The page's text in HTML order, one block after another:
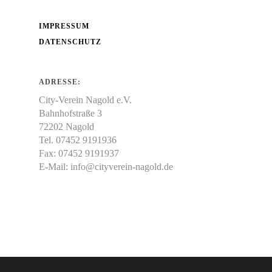
IMPRESSUM
DATENSCHUTZ
ADRESSE:
City-Verein Nagold e.V.
Bahnhofstraße 3
72202 Nagold
Tel. 07452 9191936
Fax: 07452 9191937
E-Mail: info@cityverein-nagold.de